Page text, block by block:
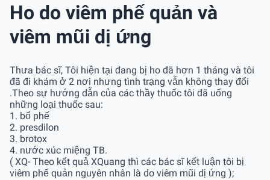
Ho do viêm phế quản và
viêm mũi dị ứng
Thưa bác sĩ, Tôi hiện tại đang bị ho đã hơn 1 tháng và tôi
đã đi khám ở 2 nơi nhưng tình trạng vẫn không thay đổi
.Theo sự hướng dẫn của các thầy thuốc tôi đã uống
những loại thuốc sau:
1. bổ phế
2. presdilon
3. brotox
4. nước xúc miệng TB.
( XQ- Theo kết quả XQuang thì các bác sĩ kết luận tôi bị
viêm phế quản nguyên nhân là do viêm mũi dị ứng );